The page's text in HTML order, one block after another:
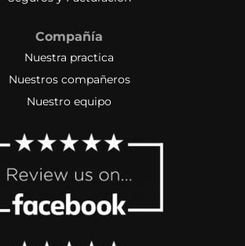
Compañía
Nuestra practica
Nuestros compañeros
Nuestro equipo